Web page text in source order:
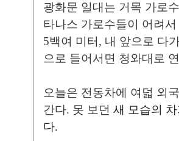
광화문 일대는 거목 가로
타나스 가로수들이 어려
5백여 미터, 내 앞으로 다
으로 들어서면 청와대로
오늘은 전동차에 여덟 외
간다. 못 보던 새 모습의
다.